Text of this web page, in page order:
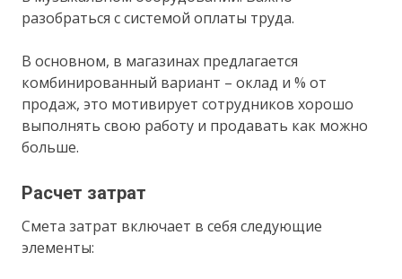
разобраться с системой оплаты труда.
В основном, в магазинах предлагается
комбинированный вариант – оклад и % от
продаж, это мотивирует сотрудников хорошо
выполнять свою работу и продавать как можно
больше.
Расчет затрат
Смета затрат включает в себя следующие
элементы: